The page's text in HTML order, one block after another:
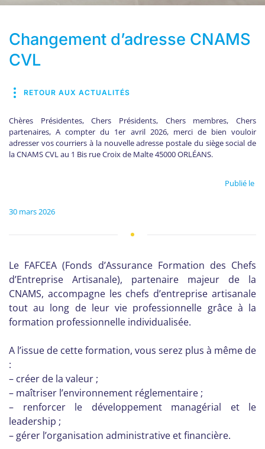
Changement d’adresse CNAMS
CVL
RETOUR AUX ACTUALITÉS
Chères Présidentes, Chers Présidents, Chers membres, Chers
partenaires, A compter du 1er avril 2026, merci de bien vouloir
adresser vos courriers à la nouvelle adresse postale du siège social de
la CNAMS CVL au 1 Bis rue Croix de Malte 45000 ORLÉANS.
Publié le
30 mars 2026
Le FAFCEA (Fonds d’Assurance Formation des Chefs
d’Entreprise Artisanale), partenaire majeur de la
CNAMS, accompagne les chefs d’entreprise artisanale
tout au long de leur vie professionnelle grâce à la
formation professionnelle individualisée.
A l’issue de cette formation, vous serez plus à même de
:
– créer de la valeur ;
– maîtriser l’environnement réglementaire ;
– renforcer le développement managérial et le
leadership ;
– gérer l’organisation administrative et financière.